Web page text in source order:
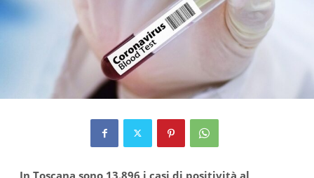
In Toscana sono 13.896 i casi di positività al